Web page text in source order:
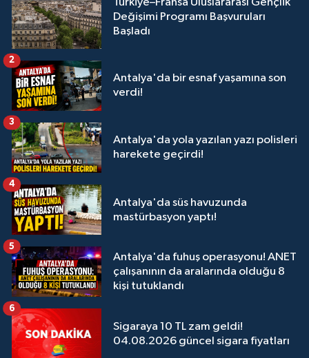
Türkiye–Fransa Uluslararası Gençlik
Değişimi Programı Başvuruları
Başladı
Antalya'da bir esnaf yaşamına son
verdi!
2
Antalya'da yola yazılan yazı polisleri
harekete geçirdi!
3
Antalya'da süs havuzunda
mastürbasyon yaptı!
4
Antalya'da fuhuş operasyonu! ANET
çalışanının da aralarında olduğu 8
kişi tutuklandı
5
Sigaraya 10 TL zam geldi!
04.08.2026 güncel sigara fiyatları
6